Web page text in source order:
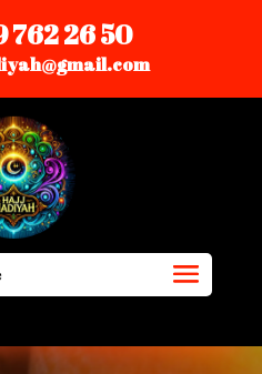
762 26 50